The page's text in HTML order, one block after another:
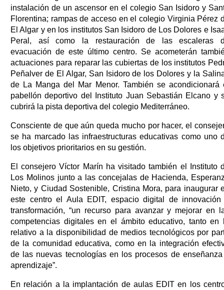
instalación de un ascensor en el colegio San Isidoro y
Florentina; rampas de acceso en el colegio Virginia Pérez
El Algar y en los institutos San Isidoro de Los Dolores e
Peral, así como la restauración de las escaleras
evacuación de este último centro. Se acometerán
actuaciones para reparar las cubiertas de los institutos
Peñalver de El Algar, San Isidoro de los Dolores y la
de La Manga del Mar Menor. También se acondicionará
pabellón deportivo del Instituto Juan Sebastián Elcano y
cubrirá la pista deportiva del colegio Mediterráneo.
Consciente de que aún queda mucho por hacer, el
se ha marcado las infraestructuras educativas como uno
los objetivos prioritarios en su gestión.
El consejero Víctor Marín ha visitado también el Instituto
Los Molinos junto a las concejalas de Hacienda,
Nieto, y Ciudad Sostenible, Cristina Mora, para inaugurar
este centro el Aula EDIT, espacio digital de
transformación, “un recurso para avanzar y mejorar en
competencias digitales en el ámbito educativo, tanto en
relativo a la disponibilidad de medios tecnológicos por
de la comunidad educativa, como en la integración
de las nuevas tecnologías en los procesos de
aprendizaje”.
En relación a la implantación de aulas EDIT en los